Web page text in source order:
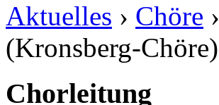
Aktuelles › Chöre ›
(Kronsberg-Chöre)
Chorleitung